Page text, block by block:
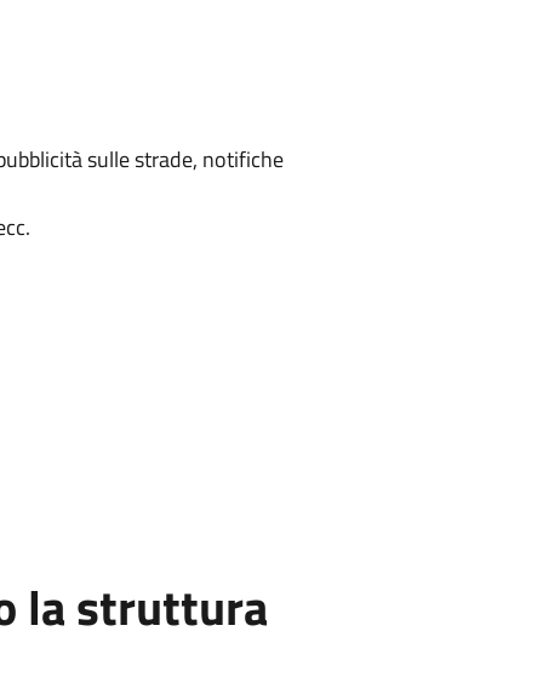
sulle strade, notifiche
la struttura